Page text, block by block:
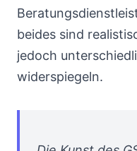
beides sind
jedoch
widerspiegeln.